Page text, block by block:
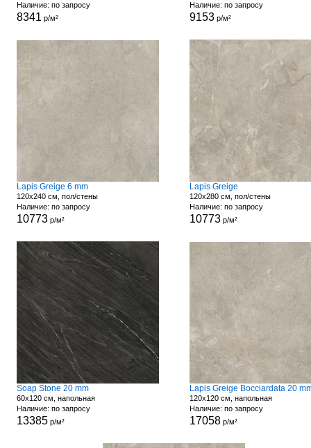
Наличие: по запросу
8341 р/м²
Наличие: по запросу
9153р/м²
Lapis Greige 6 mm
120x240 см, пол/стены
Наличие: по запросу
10773р/м²
Lapis Greige
120x280 см, пол/стены
Наличие: по запросу
10773р/м²
Soap Stone 20 mm
60x120 см, напольная
Наличие: по запросу
13385р/м²
Lapis Greige Bocciardata 20
120x120 см, напольная
Наличие: по запросу
17058р/м²